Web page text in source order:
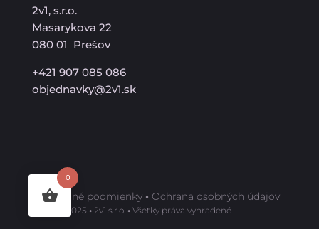
2v1, s.r.o.
Masarykova 22
080 01 Prešov
+421 907 085 086
objednavky@2v1.sk
Obchodné podmienky • Ochrana osobných údajov
©️ 2009-2025 •2v1 s.r.o. •Všetky práva vyhradené
0